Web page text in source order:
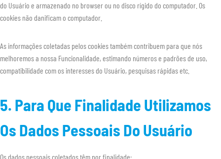
do Usuário e armazenado no browser ou no disco rígido do computador. Os
cookies não danificam o computador.
As informações coletadas pelos cookies também contribuem para que nós
melhoremos a nossa Funcionalidade, estimando números e padrões de uso,
compatibilidade com os interesses do Usuário, pesquisas rápidas etc.
5. Para Que Finalidade Utilizamos
Os Dados Pessoais Do Usuário
Os dados pessoais coletados têm por finalidade: